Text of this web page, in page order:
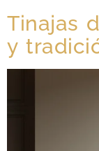
Tinajas
y